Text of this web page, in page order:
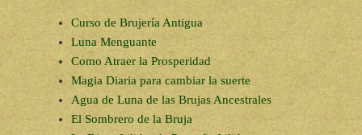
Curso de Brujería Antigua
Luna Menguante
Como Atraer la Prosperidad
Magia Diaria para cambiar la suerte
Agua de Luna de las Brujas Ancestrales
El Sombrero de la Bruja